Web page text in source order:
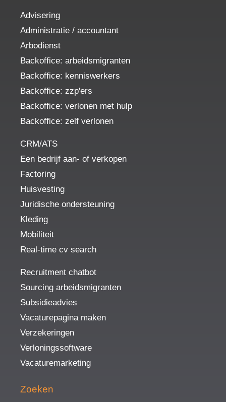
Advisering
Administratie / accountant
Arbodienst
Backoffice: arbeidsmigranten
Backoffice: kenniswerkers
Backoffice: zzp'ers
Backoffice: verlonen met hulp
Backoffice: zelf verlonen
CRM/ATS
Een bedrijf aan- of verkopen
Factoring
Huisvesting
Juridische ondersteuning
Kleding
Mobiliteit
Real-time cv search
Recruitment chatbot
Sourcing arbeidsmigranten
Subsidieadvies
Vacaturepagina maken
Verzekeringen
Verloningssoftware
Vacaturemarketing
Zoeken